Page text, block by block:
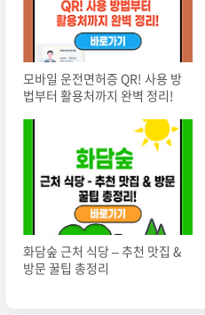
모바일 운전면허증 QR! 사용 방
법부터 활용처까지 완벽 정리!
화담숲 근처 식당 – 추천 맛집 &
방문 꿀팁 총정리